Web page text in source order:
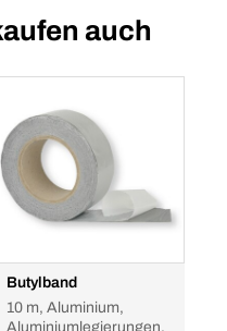
auch
Butylband
10 m, Aluminium,
Aluminiumlegierungen,